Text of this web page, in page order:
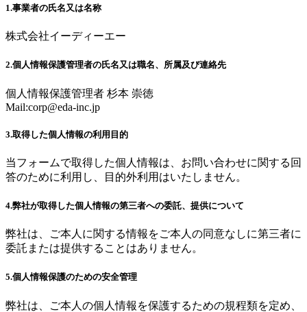
1.事業者の氏名又は名称
株式会社イーディーエー
2.個人情報保護管理者の氏名又は職名、所属及び連絡先
個人情報保護管理者 杉本 崇徳
Mail:corp@eda-inc.jp
3.取得した個人情報の利用目的
当フォームで取得した個人情報は、お問い合わせに関する回
答のために利用し、目的外利用はいたしません。
4.弊社が取得した個人情報の第三者への委託、提供について
弊社は、ご本人に関する情報をご本人の同意なしに第三者に
委託または提供することはありません。
5.個人情報保護のための安全管理
弊社は、ご本人の個人情報を保護するための規程類を定め、